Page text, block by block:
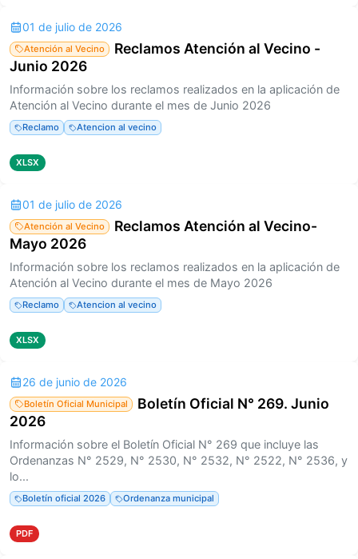
01 de julio de 2026
Atención al Vecino
Reclamos Atención al Vecino -
Junio 2026
Información sobre los reclamos realizados en la aplicación de
Atención al Vecino durante el mes de Junio 2026
Reclamo Atencion al vecino
XLSX
01 de julio de 2026
Atención al Vecino
Reclamos Atención al Vecino-
Mayo 2026
Información sobre los reclamos realizados en la aplicación de
Atención al Vecino durante el mes de Mayo 2026
Reclamo Atencion al vecino
XLSX
26 de junio de 2026
Boletín Oficial Municipal
Boletín Oficial N° 269. Junio
2026
Información sobre el Boletín Oficial N° 269 que incluye las
Ordenanzas N° 2529, N° 2530, N° 2532, N° 2522, N° 2536, y
lo...
Boletín oficial 2026 Ordenanza municipal
PDF